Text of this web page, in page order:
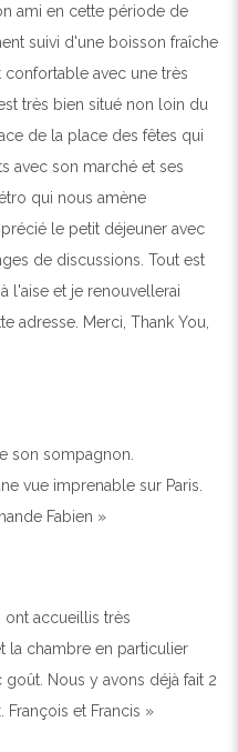
ami en cette période de
suivi d'une boisson fraîche
avec une très
très bien situé non loin du
de la place des fêtes qui
avec son marché et ses
qui nous amène
le petit déjeuner avec
de discussions. Tout est
l'aise et je renouvellerai
adresse. Merci, Thank You,
son sompagnon.
vue imprenable sur Paris.
Fabien »
accueillis très
la chambre en particulier
Nous y avons déjà fait 2
et Francis »